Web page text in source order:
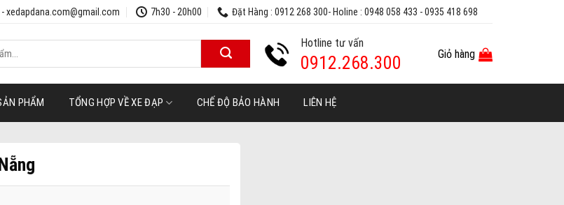
xedapdana.com@gmail.com 7h30 - 20h00 Đặt Hàng : 0912 268 300- Holine : 0948 058 433 - 0935 418 698
Hotline tư vấn
0912.268.300 Giỏ hàng
PHẨM TỔNG HỢP VỀ XE ĐẠP CHẾ ĐỘ BẢO HÀNH LIÊN HỆ